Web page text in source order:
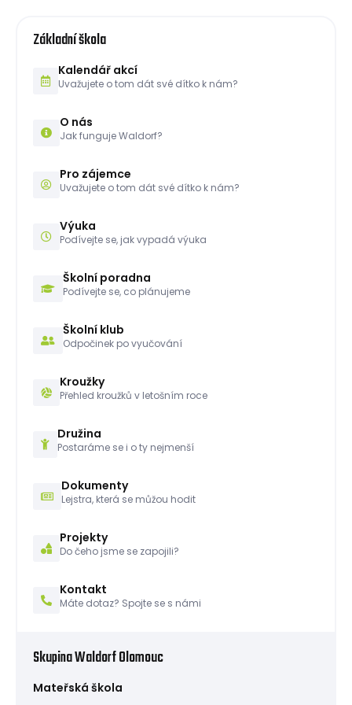
Základní škola
Kalendář akcí
Uvažujete o tom dát své dítko k nám?
O nás
Jak funguje Waldorf?
Pro zájemce
Uvažujete o tom dát své dítko k nám?
Výuka
Podívejte se, jak vypadá výuka
Školní poradna
Podívejte se, co plánujeme
Školní klub
Odpočinek po vyučování
Kroužky
Přehled kroužků v letošním roce
Družina
Postaráme se i o ty nejmenší
Dokumenty
Lejstra, která se můžou hodit
Projekty
Do čeho jsme se zapojili?
Kontakt
Máte dotaz? Spojte se s námi
Skupina Waldorf Olomouc
Mateřská škola